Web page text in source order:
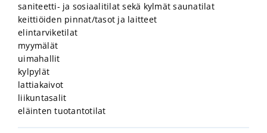
saniteetti- ja sosiaalitilat sekä kylmät saunatilat
keittiöiden pinnat/tasot ja laitteet
elintarviketilat
myymälät
uimahallit
kylpylät
lattiakaivot
liikuntasalit
eläinten tuotantotilat